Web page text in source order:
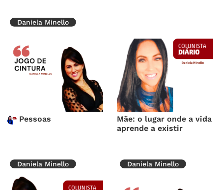
Daniela Minello
Pessoas
Mãe: o lugar onde a vida
aprende a existir
Daniela Minello Daniela Minello